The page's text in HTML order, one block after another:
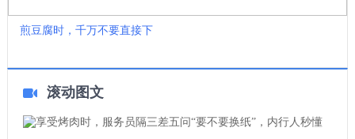
煎豆腐时，千万不要直接下
滚动图文